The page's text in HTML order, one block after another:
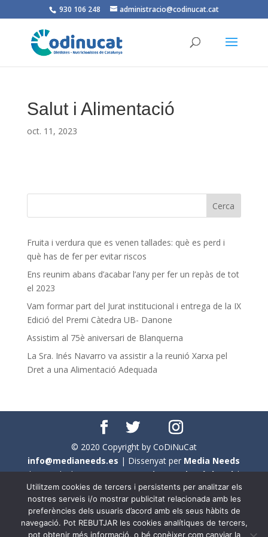
930 106 248 administracio@codinucat.cat
Salut i Alimentació
oct. 11, 2023
Fruita i verdura que es venen tallades: què es perd i
què has de fer per evitar riscos
Ens reunim abans d’acabar l’any per fer un repàs de tot
el 2023
Vam formar part del Jurat institucional i entrega de la IX
Edició del Premi Càtedra UB- Danone
Assistim al 75è aniversari de Blanquerna
La Sra. Inés Navarro va assistir a la reunió Xarxa pel
Dret a una Alimentació Adequada
© 2020 Copyright by CoDiNuCat
info@medianeeds.es | Dissenyat per Media Needs
| Tots els drets reservats aCoDiNuCat |Avís legal|
Avís per cookies
En aquest web s'ha tingut en compte l'ús no sexista del
llenguatge. No obstant això, i a causa de la seva
Utilitzem cookies de tercers i persistents per analitzar els
nostres serveis i/o mostrar publicitat relacionada amb les
preferències dels usuaris d’acord amb els seus hàbits de
navegació. Pot REBUTJAR les cookies analítiques de tercers,
pot obtenir més informació, o bé conèixer com canviar la